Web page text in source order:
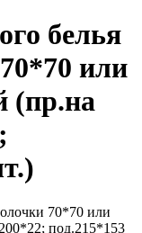
белья
или
(пр.на
70*70 или
под.215*153